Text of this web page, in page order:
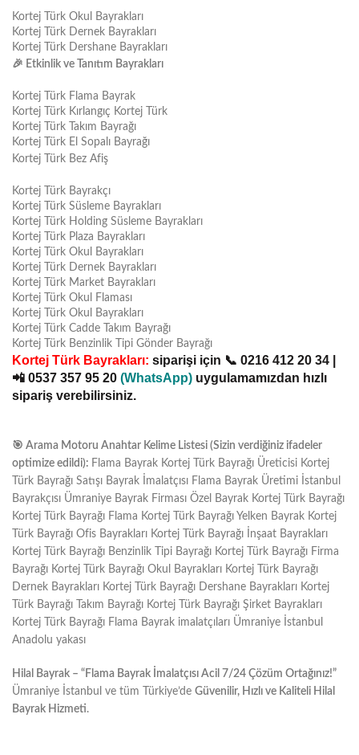
Kortej Türk Okul Bayrakları
Kortej Türk Dernek Bayrakları
Kortej Türk Dershane Bayrakları
🎉 Etkinlik ve Tanıtım Bayrakları
Kortej Türk Flama Bayrak
Kortej Türk Kırlangıç Kortej Türk
Kortej Türk Takım Bayrağı
Kortej Türk El Sopalı Bayrağı
Kortej Türk Bez Afiş
Kortej Türk Bayrakçı
Kortej Türk Süsleme Bayrakları
Kortej Türk Holding Süsleme Bayrakları
Kortej Türk Plaza Bayrakları
Kortej Türk Okul Bayrakları
Kortej Türk Dernek Bayrakları
Kortej Türk Market Bayrakları
Kortej Türk Okul Flaması
Kortej Türk Okul Bayrakları
Kortej Türk Cadde Takım Bayrağı
Kortej Türk Benzinlik Tipi Gönder Bayrağı
Kortej Türk Bayrakları: siparişi için 📞 0216 412 20 34
📲 0537 357 95 20 (WhatsApp) uygulamamızdan hızlı
sipariş verebilirsiniz.
🎯 Arama Motoru Anahtar Kelime Listesi (Sizin verdiğiniz ifadeler
optimize edildi): Flama Bayrak Kortej Türk Bayrağı Üreticisi Kortej
Türk Bayrağı Satışı Bayrak İmalatçısı Flama Bayrak Üretimi İstanbul
Bayrakçısı Ümraniye Bayrak Firması Özel Bayrak Kortej Türk Bayrağı
Kortej Türk Bayrağı Flama Kortej Türk Bayrağı Yelken Bayrak Kortej
Türk Bayrağı Ofis Bayrakları Kortej Türk Bayrağı İnşaat Bayrakları
Kortej Türk Bayrağı Benzinlik Tipi Bayrağı Kortej Türk Bayrağı Firma
Bayrağı Kortej Türk Bayrağı Okul Bayrakları Kortej Türk Bayrağı
Dernek Bayrakları Kortej Türk Bayrağı Dershane Bayrakları Kortej
Türk Bayrağı Takım Bayrağı Kortej Türk Bayrağı Şirket Bayrakları
Kortej Türk Bayrağı Flama Bayrak imalatçıları Ümraniye İstanbul
Anadolu yakası
Hilal Bayrak – “Flama Bayrak İmalatçısı Acil 7/24 Çözüm Ortağınız!”
Ümraniye İstanbul ve tüm Türkiye’de Güvenilir, Hızlı ve Kaliteli Hilal
Bayrak Hizmeti.